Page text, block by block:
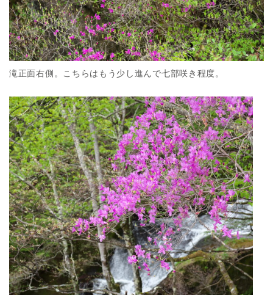
滝正面右側。こちらはもう少し進んで七部咲き程度。